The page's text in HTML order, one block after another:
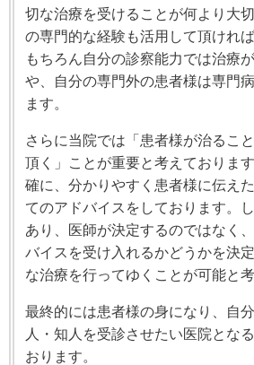
切な治療を受けることが何より大
の専門的な経験も活用して頂ければ
もちろん自分の診察能力では治療
や、自分の専門外の患者様は専門
ます。
さらに当院では「患者様が治るこ
頂く」ことが重要と考えておりま
確に、分かりやすく患者様に伝え
てのアドバイスをしております。
あり、医師が決定するのではなく
バイスを受け入れるかどうかを決
な治療を行ってゆくことが可能と考
最終的には患者様の身になり、自
人・知人を受診させたい医院とな
おります。